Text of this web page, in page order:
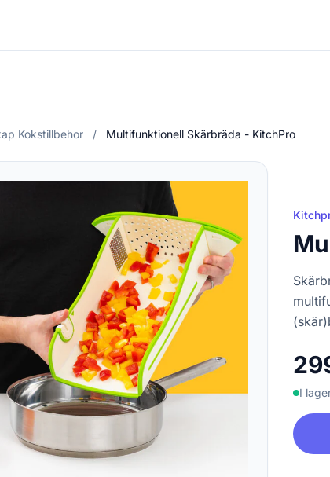
Kokstillbehor / Multifunktionell Skärbräda - KitchPro
I